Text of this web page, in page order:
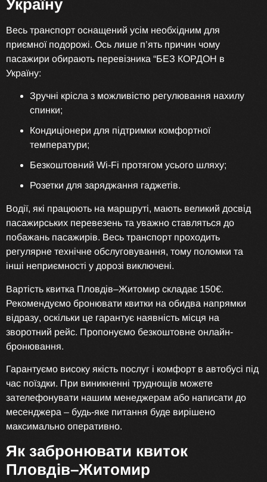
Україну
Весь транспорт оснащений усім необхідним для
приємної подорожі. Ось лише п’ять причин чому
пасажири обирають перевізника “БЕЗ КОРДОН в
Україну:
Зручні крісла з можливістю регулювання нахилу
спинки;
Кондиціонери для підтримки комфортної
температури;
Безкоштовний Wi-Fi протягом усього шляху;
Розетки для заряджання гаджетів.
Водії, які працюють на маршруті, мають великий досвід
пасажирських перевезень та уважно ставляться до
побажань пасажирів. Весь транспорт проходить
регулярне технічне обслуговування, тому поломки та
інші неприємності у дорозі виключені.
Вартість квитка Пловдів–Житомир складає 150€.
Рекомендуємо бронювати квитки на обидва напрямки
відразу, оскільки це гарантує наявність місця на
зворотний рейс. Пропонуємо безкоштовне онлайн-
бронювання.
Гарантуємо високу якість послуг і комфорт в автобусі під
час поїздки. При виникненні труднощів можете
зателефонувати нашим менеджерам або написати до
месенджера – будь-яке питання буде вирішено
максимально оперативно.
Як забронювати квиток
Пловдів–Житомир